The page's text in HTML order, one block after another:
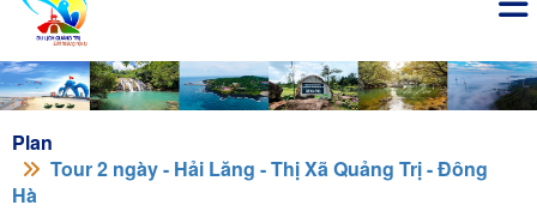
Plan
Tour 2 ngày - Hải Lăng - Thị Xã Quảng Trị - Đông
Hà